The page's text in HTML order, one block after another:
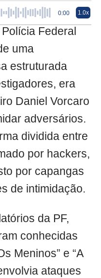
0:00 1.0x
Federal
uma
estruturada
era
Daniel Vorcaro
adversários.
dividida entre
por hackers,
por capangas
de intimidação.
da PF,
conhecidas
Meninos” e “A
ataques